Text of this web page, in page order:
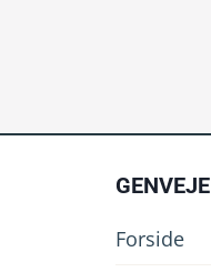
GENVEJE
Forside